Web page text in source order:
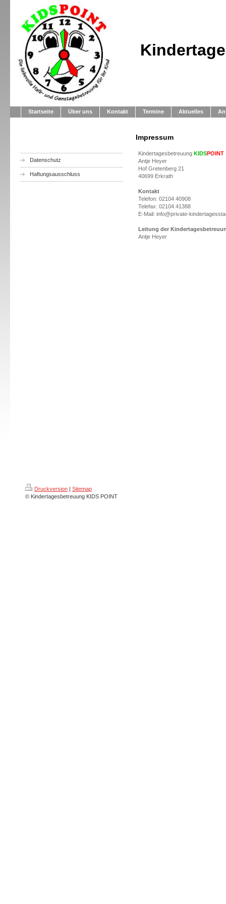
Startseite Über uns Kontakt Termine Aktuelles
Datenschutz
Haftungsausschluss
Impressum
Kindertagesbetreuung KIDSPOINT
Antje Heyer
Hof Gretenberg 21
40699 Erkrath
Kontakt
Telefon: 02104 40908
Telefax: 02104 41388
E-Mail: info@private-
Leitung der
Antje Heyer
Druckversion | Sitemap
© Kindertagesbetreuung KIDS POINT